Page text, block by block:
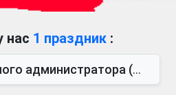
нас 1 праздник :
(последняя пятница июля)